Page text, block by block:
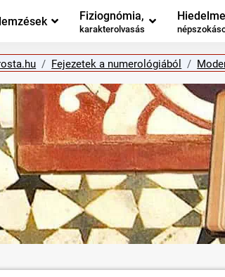
Fiziognómia,
karakterolvasás
Fejezetek a numerológiából